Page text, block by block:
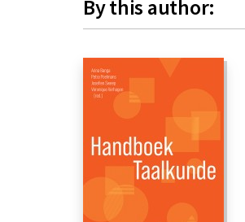
By this author: